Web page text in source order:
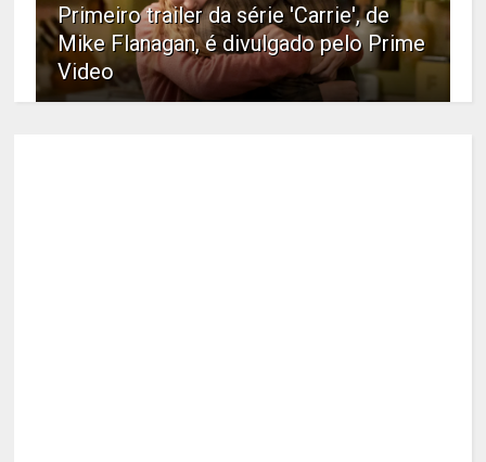
Primeiro trailer da série 'Carrie', de
Mike Flanagan, é divulgado pelo Prime
Video